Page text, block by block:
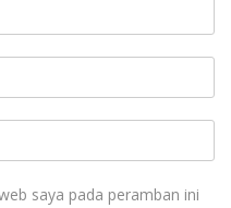
saya pada peramban ini